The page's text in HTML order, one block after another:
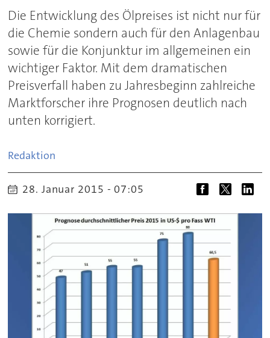
Die Entwicklung des Ölpreises ist nicht nur für
die Chemie sondern auch für den Anlagenbau
sowie für die Konjunktur im allgemeinen ein
wichtiger Faktor. Mit dem dramatischen
Preisverfall haben zu Jahresbeginn zahlreiche
Marktforscher ihre Prognosen deutlich nach
unten korrigiert.
Redaktion
28. Januar 2015 - 07:05